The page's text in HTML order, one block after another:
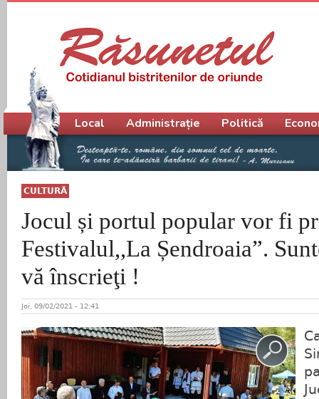
CULTURĂ
Jocul și portul popular vor fi
Festivalul,,La Șendroaia”.
vă înscrieţi !
Joi, 09/02/2021 - 12:41
Meniu principal
Local Administrație Politică